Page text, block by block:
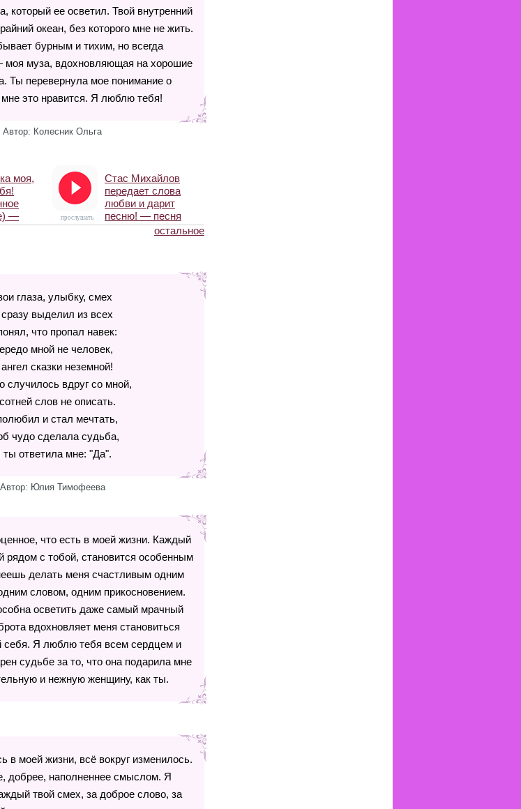
который ее осветил. Твой внутренний
океан, без которого мне не жить.
бурным и тихим, но всегда
муза, вдохновляющая на хорошие
Ты перевернула мое понимание о
это нравится. Я люблю тебя!
Автор: Колесник Ольга
моя,
—
Стас Михайлов
передает слова
любви и дарит
песню! — песня
прослушать
остальное
глаза, улыбку, смех
выделил из всех
что пропал навек:
мной не человек,
сказки неземной!
случилось вдруг со мной,
слов не описать.
и стал мечтать,
чудо сделала судьба,
ты ответила мне: "Да".
Автор: Юлия Тимофеева
что есть в моей жизни. Каждый
рядом с тобой, становится особенным
делать меня счастливым одним
словом, одним прикосновением.
осветить даже самый мрачный
вдохновляет меня становиться
себя. Я люблю тебя всем сердцем и
судьбе за то, что она подарила мне
и нежную женщину, как ты.
в моей жизни, всё вокруг изменилось.
добрее, наполненнее смыслом. Я
твой смех, за доброе слово, за